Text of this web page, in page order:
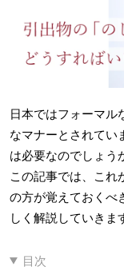
日本ではフォーマル
なマナーとされてい
は必要なのでしょう
この記事では、これ
の方が覚えておくべ
しく解説していきま
目次